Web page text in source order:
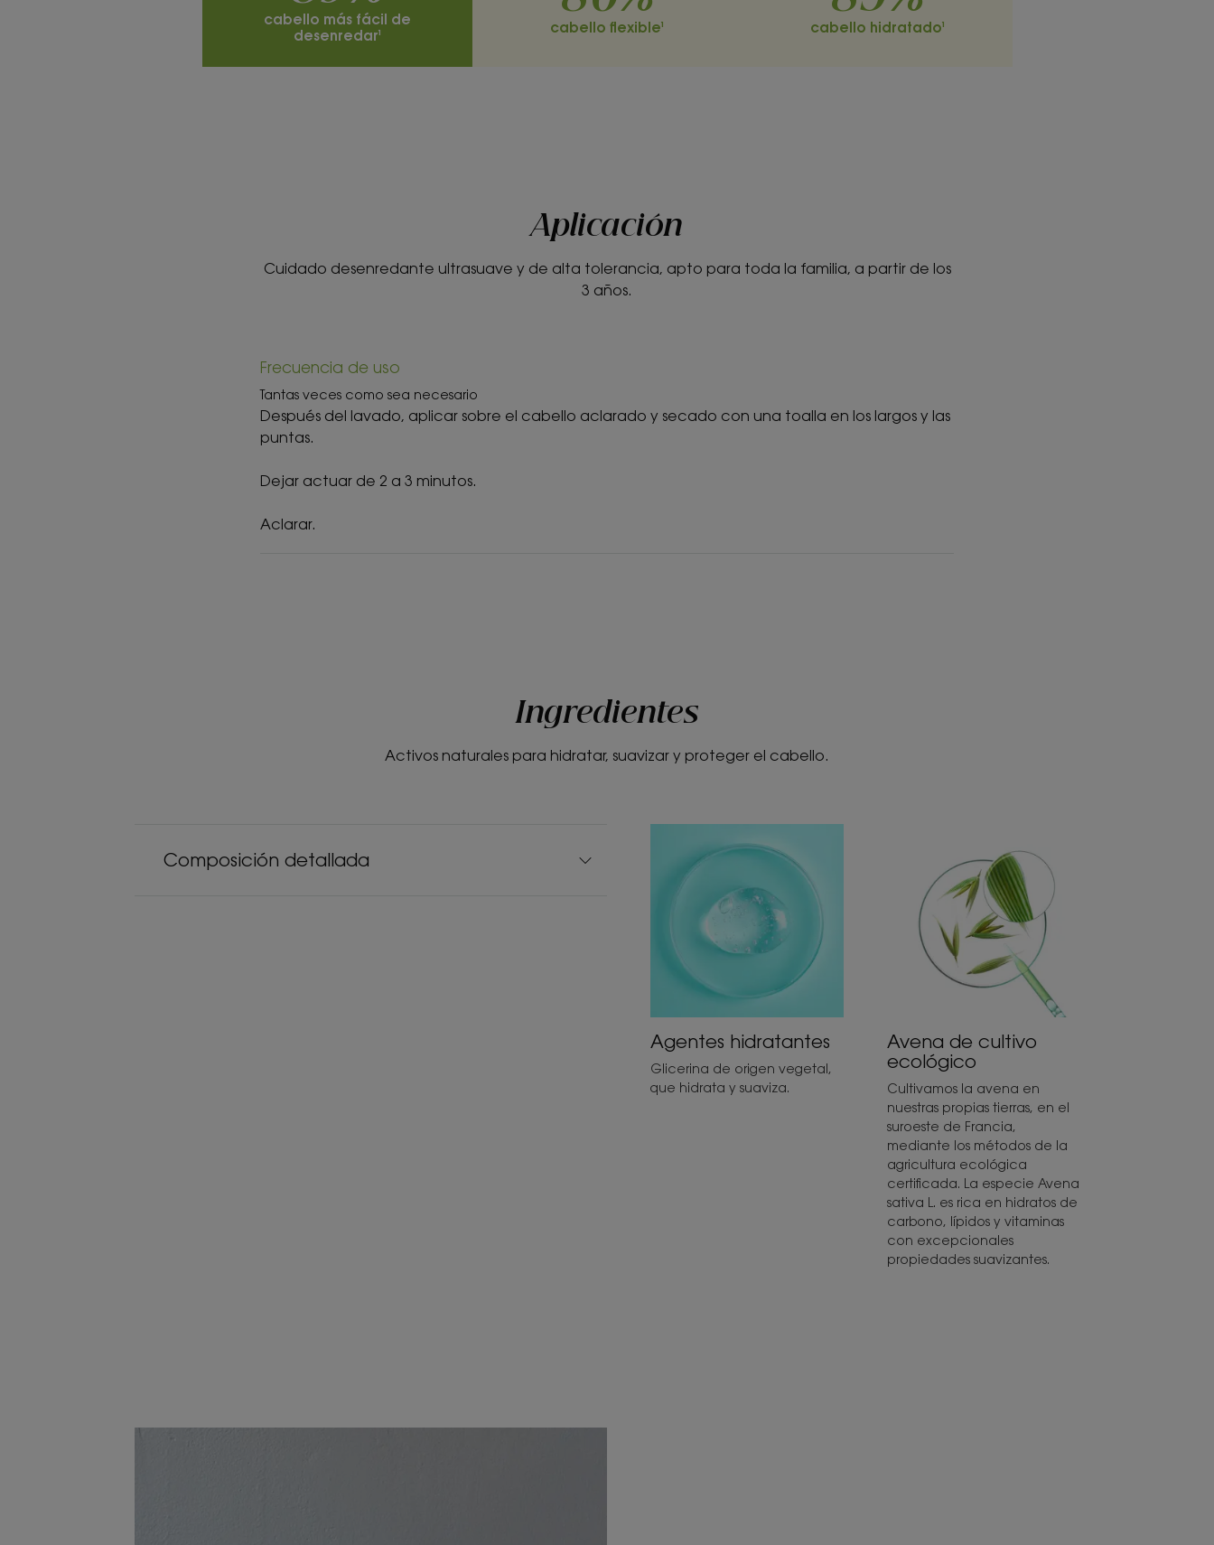
cabello más fácil de
desenredar¹
cabello flexible¹ cabello hidratado¹
Aplicación
Cuidado desenredante ultrasuave y de alta tolerancia, apto para toda la familia, a partir de los
3 años.
Frecuencia de uso
Tantas veces como sea necesario
Después del lavado, aplicar sobre el cabello aclarado y secado con una toalla en los largos y las
puntas.
Dejar actuar de 2 a 3 minutos.
Aclarar.
Ingredientes
Activos naturales para hidratar, suavizar y proteger el cabello.
Composición detallada
Agentes hidratantes
Glicerina de origen vegetal,
que hidrata y suaviza.
Avena de cultivo
ecológico
Cultivamos la avena en
nuestras propias tierras, en el
suroeste de Francia,
mediante los métodos de la
agricultura ecológica
certificada. La especie Avena
sativa L. es rica en hidratos de
carbono, lípidos y vitaminas
con excepcionales
propiedades suavizantes.